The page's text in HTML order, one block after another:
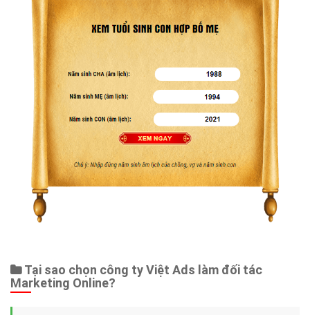
Tại sao chọn công ty Việt Ads làm đối tác
Marketing Online?